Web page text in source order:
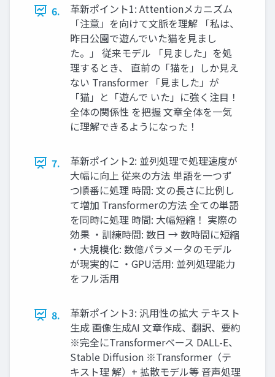
6.
革新ポイント1: Attentionメカニズム
「注意」を向けて文脈を理解 「私は、
昨日公園で遊んでいた猫を見まし
た。」 従来モデル 「見ました」を処
理するとき、 直前の「猫を」しか見え
ない Transformer 「見ました」が
「猫」と「遊んで いた」に強く注目！
全体の関係性 を把握 文章全体を一気
に理解できるようになった！
7.
革新ポイント2: 並列処理で処理速度が
大幅に向上 従来の方法 単語を一つず
つ順番に処理 時間: 文の長さに比例し
て増加 Transformerの方法 全ての単語
を同時に処理 時間: 大幅短縮！ 実際の
効果 ・訓練時間: 数日 → 数時間に短縮
・大規模化: 数億パラメータのモデル
が現実的に ・GPU活用: 並列処理能力
をフル活用
8.
革新ポイント3: 汎用性の拡大 テキスト
生成 画像生成AI 文章作成、翻訳、要約
※完全にTransformerベース DALL-E、
Stable Diffusion ※Transformer（テ
キスト理 解）+ 拡散モデル等 音声処理